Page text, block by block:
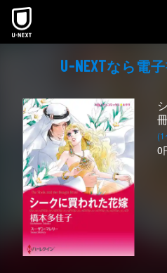
本文へスキップ
U-NEXTなら電
0